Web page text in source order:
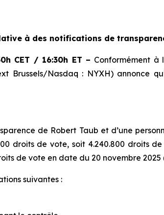
à des notifications de
CET / 16:30h ET – Conformément
Brussels/Nasdaq : NYXH) annonce
de Robert Taub et d’une
droits de vote, soit 4.240.800 droits
de vote en date du 20 novembre 2025
suivantes :